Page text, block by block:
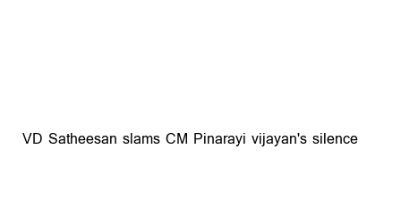
VD Satheesan slams CM Pinarayi vijayan's silence